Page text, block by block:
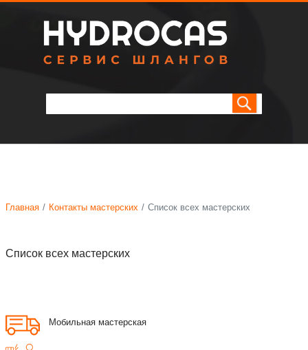
Главная Контакты мастерских Список всех мастерских
Список всех мастерских
Мобильная мастерская